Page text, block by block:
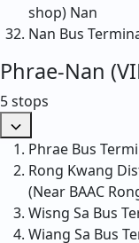
shop) Nan
Nan Bus
Phrae-Nan
5 stops
Phrae Bus
Rong Kwang
(Near BAAC
Wisng Sa Bus
Wiang Sa Bus